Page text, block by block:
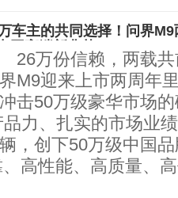
车主的共同选择！问界
万份信赖，两载共
M9迎来上市两周年
击50万级豪华市场
力、扎实的市场业
，创下50万级中国
高性能、高质量、